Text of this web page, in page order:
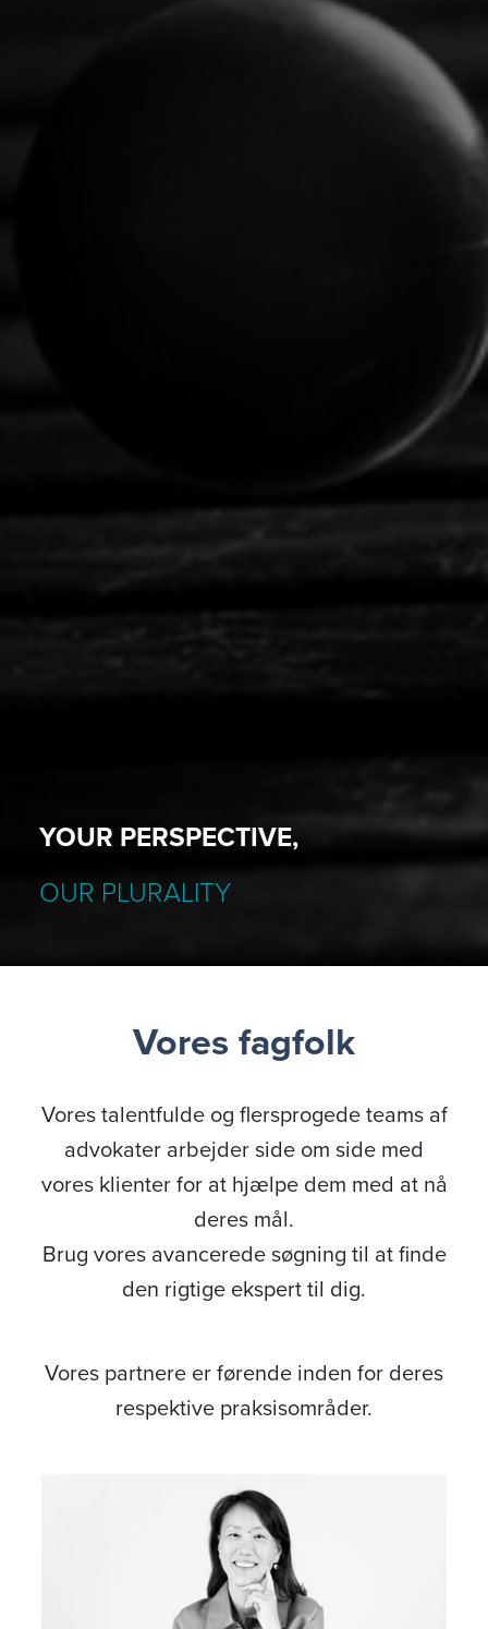
YOUR PERSPECTIVE,
OUR PLURALITY
Vores fagfolk
Vores talentfulde og flersprogede teams af
advokater arbejder side om side med
vores klienter for at hjælpe dem med at nå
deres mål.
Brug vores avancerede søgning til at finde
den rigtige ekspert til dig.
Vores partnere er førende inden for deres
respektive praksisområder.